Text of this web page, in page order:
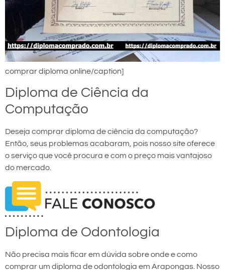
comprar diploma online/caption]
Diploma de Ciência da
Computação
Deseja comprar diploma de ciência da computação?
Então, seus problemas acabaram, pois nosso site oferece
o serviço que você procura e com o preço mais vantajoso
do mercado.
Diploma de Odontologia
Não precisa mais ficar em dúvida sobre onde e como
comprar um diploma de odontologia em Arapongas. Nosso